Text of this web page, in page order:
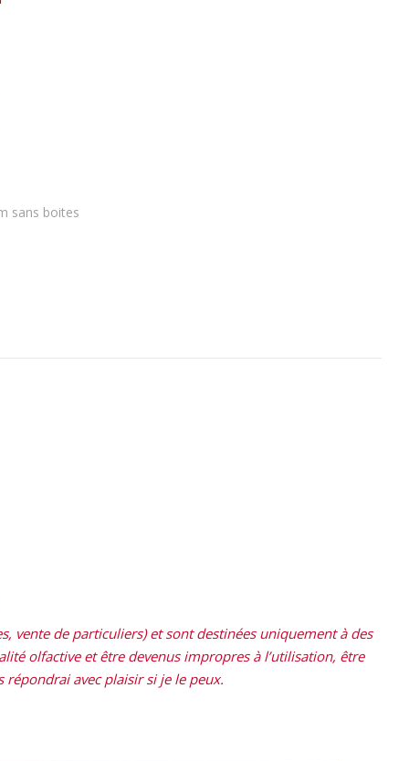
sans boites
vente de particuliers) et sont destinées uniquement à des
olfactive et être devenus impropres à l’utilisation, être
répondrai avec plaisir si je le peux.